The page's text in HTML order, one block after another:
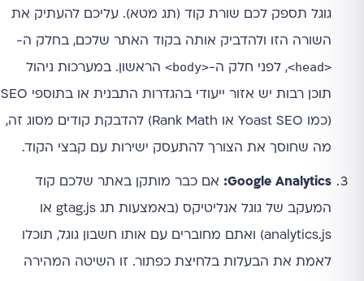
גוגל תספק לכם שורת קוד (תג מטא). עליכם להעתיק את
השורה הזו ולהדביק אותה בקוד האתר שלכם, בחלק ה-
<head> , לפני חלק ה-<body> הראשון. במערכות ניהול
תוכן רבות יש אזור ייעודי בהגדרות התבנית או בתוספי SEO
(כמו Yoast SEO או Rank Math) להדבקת קודים מסוג זה,
מה שחוסך את הצורך להתעסק ישירות עם קבצי הקוד.
Google Analytics: אם כבר מותקן באתר שלכם קוד
המעקב של גוגל אנליטיקס (באמצעות תג gtag.js או
analytics.js) ואתם מחוברים עם אותו חשבון גוגל, תוכלו
לאמת את הבעלות בלחיצת כפתור. זו השיטה המהירה